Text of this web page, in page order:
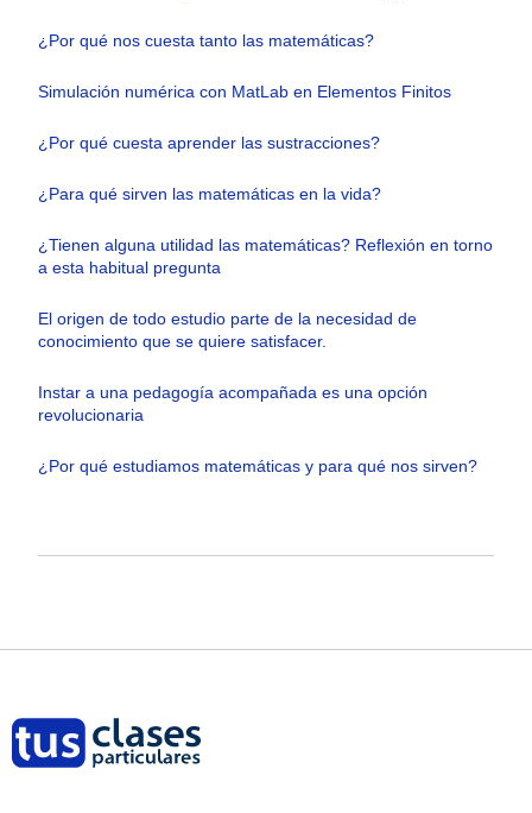
¿Por qué nos cuesta tanto las matemáticas?
Simulación numérica con MatLab en Elementos Finitos
¿Por qué cuesta aprender las sustracciones?
¿Para qué sirven las matemáticas en la vida?
¿Tienen alguna utilidad las matemáticas? Reflexión en torno
a esta habitual pregunta
El origen de todo estudio parte de la necesidad de
conocimiento que se quiere satisfacer.
Instar a una pedagogía acompañada es una opción
revolucionaria
¿Por qué estudiamos matemáticas y para qué nos sirven?